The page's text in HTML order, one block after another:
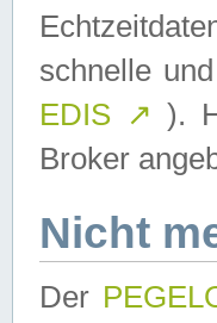
schnelle
EDIS ↗ ).
Broker
Nicht
Der